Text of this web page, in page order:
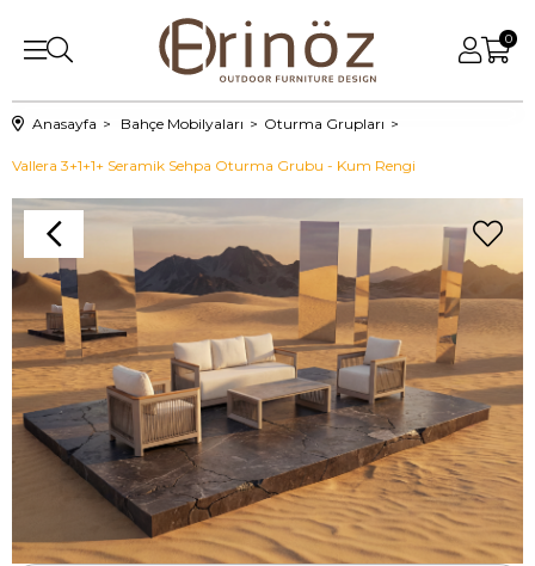
0
Anasayfa Bahçe Mobilyaları Oturma Grupları
Vallera 3+1+1+ Seramik Sehpa Oturma Grubu - Kum Rengi